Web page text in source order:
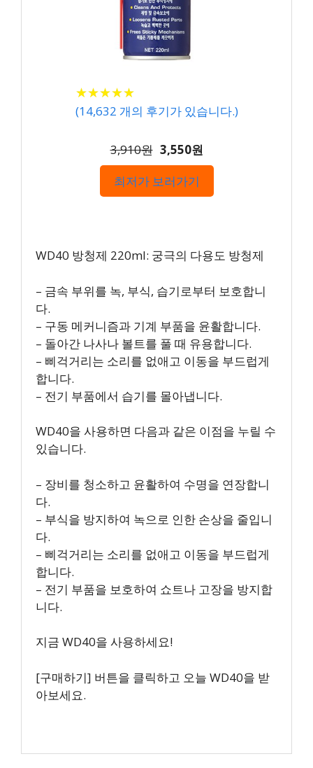
★★★★★
★★★★★
(14,632 개의 후기가 있습니다.)
3,910원 3,550원
최저가 보러가기
WD40 방청제 220ml: 궁극의 다용도 방청제
– 금속 부위를 녹, 부식, 습기로부터 보호합니
다.
– 구동 메커니즘과 기계 부품을 윤활합니다.
– 돌아간 나사나 볼트를 풀 때 유용합니다.
– 삐걱거리는 소리를 없애고 이동을 부드럽게
합니다.
– 전기 부품에서 습기를 몰아냅니다.
WD40을 사용하면 다음과 같은 이점을 누릴 수
있습니다.
– 장비를 청소하고 윤활하여 수명을 연장합니
다.
– 부식을 방지하여 녹으로 인한 손상을 줄입니
다.
– 삐걱거리는 소리를 없애고 이동을 부드럽게
합니다.
– 전기 부품을 보호하여 쇼트나 고장을 방지합
니다.
지금 WD40을 사용하세요!
[구매하기] 버튼을 클릭하고 오늘 WD40을 받
아보세요.